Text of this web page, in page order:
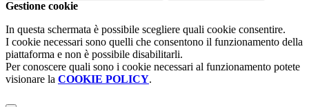
Gestione cookie
In questa schermata è possibile scegliere quali cookie consentire.
I cookie necessari sono quelli che consentono il funzionamento della
piattaforma e non è possibile disabilitarli.
Per conoscere quali sono i cookie necessari al funzionamento potete
visionare la COOKIE POLICY.